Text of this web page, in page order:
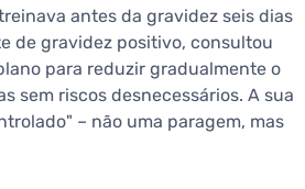
antes da gravidez seis dias
de gravidez positivo, consultou
para reduzir gradualmente o
sem riscos desnecessários. A sua
– não uma paragem, mas